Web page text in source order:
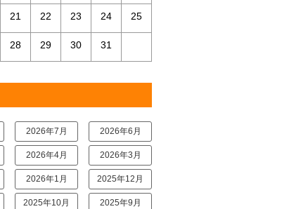
21 22 23 24 25
28 29 30 31
2026年7月 2026年6月
2026年4月 2026年3月
2026年1月 2025年12月
2025年10月 2025年9月